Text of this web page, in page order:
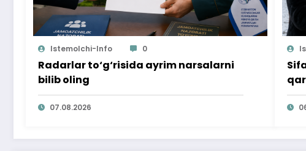
Istemolchi-Info 0
Radarlar to‘g‘risida ayrim narsalarni
bilib oling
07.08.2026